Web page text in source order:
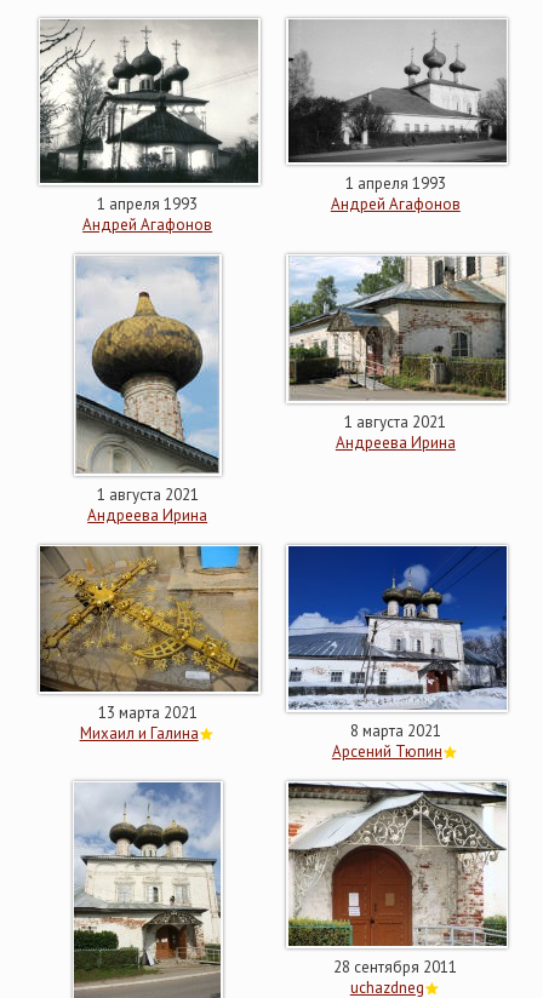
1 апреля 1993
Андрей Агафонов
1 апреля 1993
Андрей Агафонов
1 августа 2021
Андреева Ирина
1 августа 2021
Андреева Ирина
13 марта 2021
Михаил и Галина
8 марта 2021
Арсений Тюпин
28 сентября 2011
uchazdneg